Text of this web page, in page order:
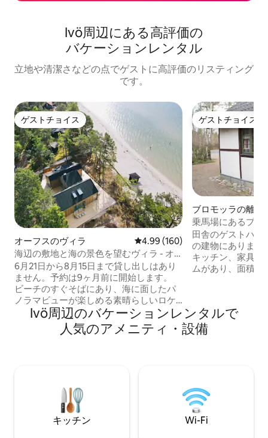
Ivö⁠周⁠辺⁠に⁠あ⁠る高⁠評⁠価⁠の
バ⁠ケ⁠ー⁠シ⁠ョ⁠ン⁠レ⁠ン⁠タ⁠ル
立地や清潔さなどの点でゲストに高評価のリスティング
です。
ゲストチョイス
ゲストチョイス
オーフスのヴィラ レビュー160件、5つ星中4.99つ
4.99 (160)
海辺の敷地と海の景色を望むヴィラ - オ
ーフス、アースペット
6月21日から8月15日まで貸し出しはあり
ません。予約は9ヶ月前に開始します。
ビーチのすぐそばにあり、海に面したパ
ノラマビューが楽しめる素晴らしいロケ
ーションのヴィラ。大きなウッドデッキ
とシーティング/ダイニングエリアを備え
た自然の土地。 オープンフロアのキッチ
急な階段）。バスルーム2室、そのうち1
室にはサウナと洗濯機が備わっていま
す。専用駐車場。 シーツ、タオル、WiFi
が含まれています。薪は含まれていませ
ゲストチョイス
ゲストチョイス
ブロモッラの離れ
乗馬場にあるプラ
田舎のゲストハウ
の建物にあります
キッチン、家具付
ムがあり、面積は
は、海沿い、イヴ
の中に素敵なハイ
ースがあります。 ソルヴェスボルグは12
たちが家にいる場
Ivö⁠周⁠辺⁠のバ⁠ケ⁠ー⁠シ⁠ョ⁠ン⁠レ⁠ン⁠タ⁠ル⁠で
人⁠気⁠のア⁠メ⁠ニ⁠テ⁠ィ⁠・⁠設⁠備
キッチン Wi-Fi